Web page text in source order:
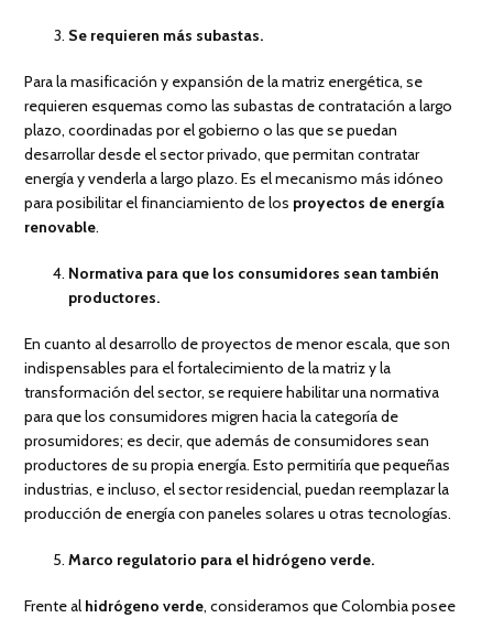
Se requieren más subastas.
Para la masificación y expansión de la matriz energética, se
requieren esquemas como las subastas de contratación a largo
plazo, coordinadas por el gobierno o las que se puedan
desarrollar desde el sector privado, que permitan contratar
energía y venderla a largo plazo. Es el mecanismo más idóneo
para posibilitar el financiamiento de los proyectos de energía
renovable.
Normativa para que los consumidores sean también
productores.
En cuanto al desarrollo de proyectos de menor escala, que son
indispensables para el fortalecimiento de la matriz y la
transformación del sector, se requiere habilitar una normativa
para que los consumidores migren hacia la categoría de
prosumidores; es decir, que además de consumidores sean
productores de su propia energía. Esto permitiría que pequeñas
industrias, e incluso, el sector residencial, puedan reemplazar la
producción de energía con paneles solares u otras tecnologías.
Marco regulatorio para el hidrógeno verde.
Frente al hidrógeno verde, consideramos que Colombia posee